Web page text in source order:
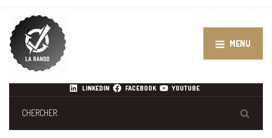
MENU
LINKEDIN FACEBOOK YOUTUBE